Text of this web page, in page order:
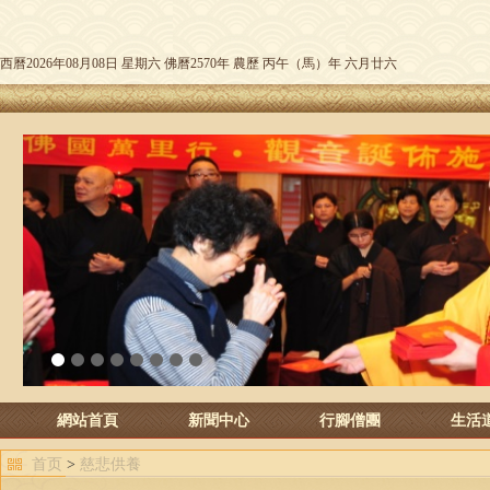
西曆2026年08月08日 星期六 佛曆2570年 農歷 丙午（馬）年 六月廿六
3 4 5 6 7 8
網站首頁 新聞中心 行腳僧團 生活
首页 > 慈悲供養